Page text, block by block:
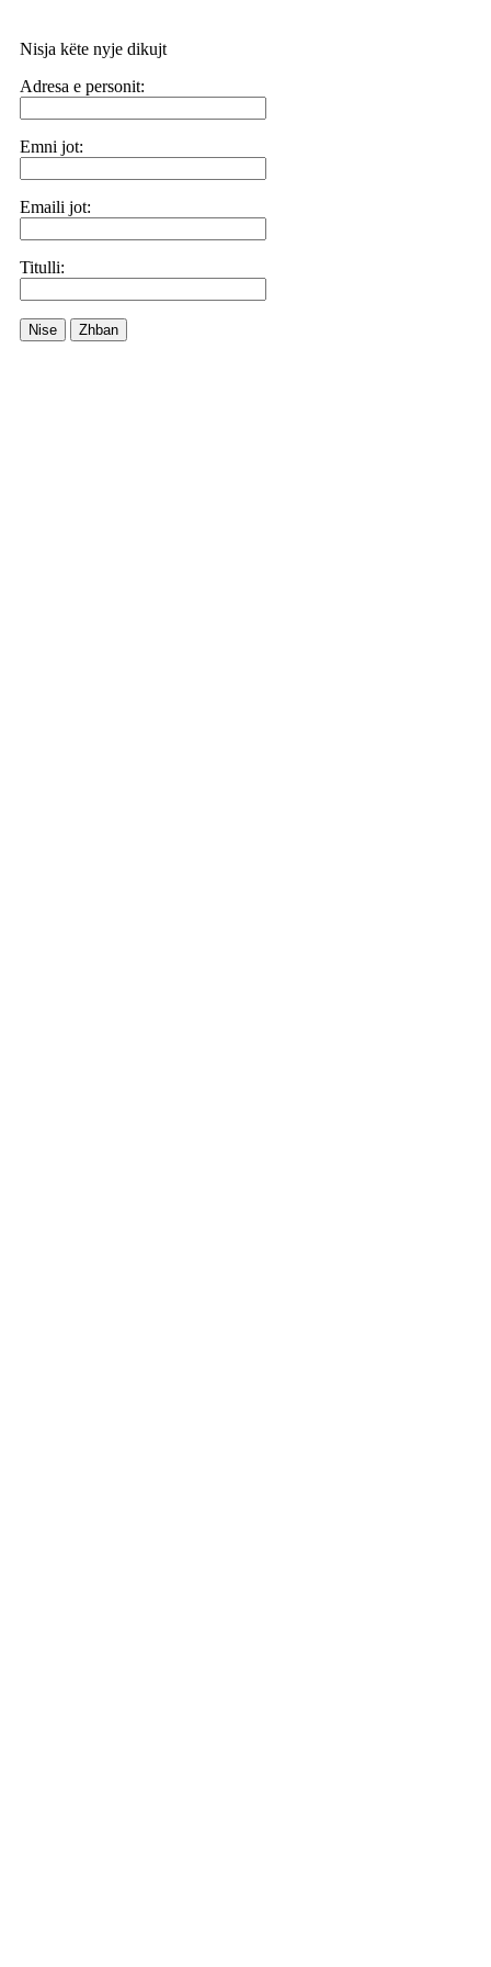
Nisja këte nyje dikujt
Adresa e personit:
Emni jot:
Emaili jot:
Titulli:
Nise Zhban